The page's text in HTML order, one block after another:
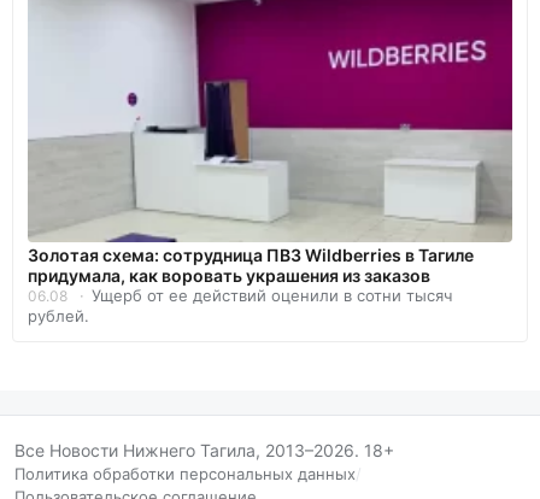
Золотая схема: сотрудница ПВЗ Wildberries в Тагиле
придумала, как воровать украшения из заказов
06.08
Ущерб от ее действий оценили в сотни тысяч
рублей.
Все Новости Нижнего Тагила, 2013–2026. 18+
Политика обработки персональных данных/